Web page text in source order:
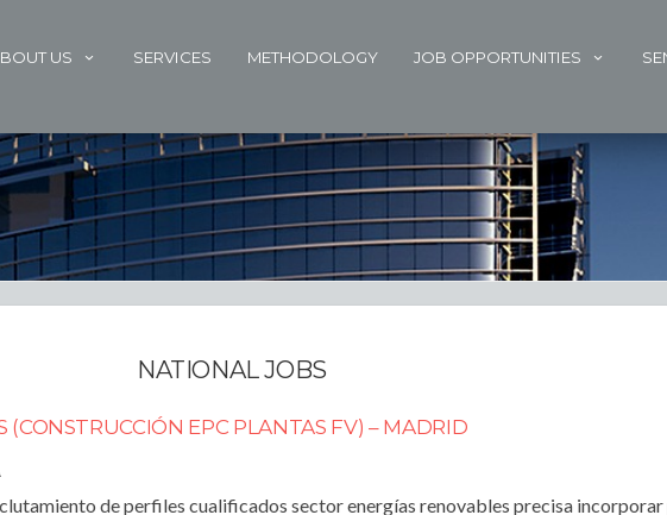
US SERVICES METHODOLOGY JOB OPPORTUNITIES
NATIONAL JOBS
(CONSTRUCCIÓN EPC PLANTAS FV) – MADRID
de perfiles cualificados sector energías renovables precisa incorporar